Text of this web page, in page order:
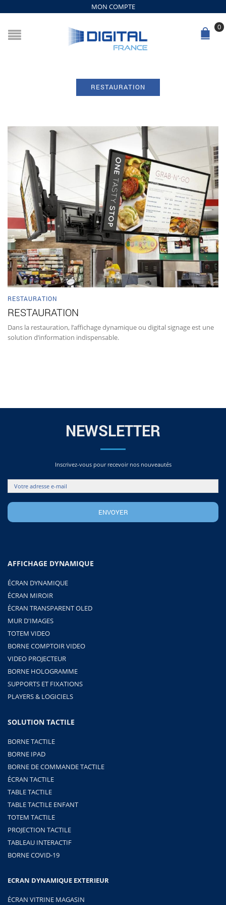
MON COMPTE
0
RESTAURATION
RESTAURATION
RESTAURATION
Dans la restauration, l’affichage dynamique ou digital signage est une
solution d’information indispensable.
NEWSLETTER
Inscrivez-vous pour recevoir nos nouveautés
AFFICHAGE DYNAMIQUE
ÉCRAN DYNAMIQUE
ÉCRAN MIROIR
ÉCRAN TRANSPARENT OLED
MUR D'IMAGES
TOTEM VIDEO
BORNE COMPTOIR VIDEO
VIDEO PROJECTEUR
BORNE HOLOGRAMME
SUPPORTS ET FIXATIONS
PLAYERS & LOGICIELS
SOLUTION TACTILE
BORNE TACTILE
BORNE IPAD
BORNE DE COMMANDE TACTILE
ÉCRAN TACTILE
TABLE TACTILE
TABLE TACTILE ENFANT
TOTEM TACTILE
PROJECTION TACTILE
TABLEAU INTERACTIF
BORNE COVID-19
ECRAN DYNAMIQUE EXTERIEUR
ÉCRAN VITRINE MAGASIN